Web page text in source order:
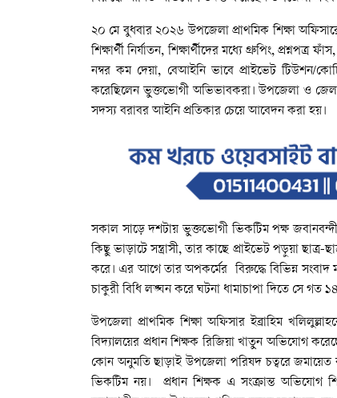
২০ মে বুধবার ২০২৬ উপজেলা প্রাথমিক শিক্ষা
শিক্ষার্থী নির্যাতন, শিক্ষার্থীদের মধ্যে গ্রুপিং,
নম্বর কম দেয়া, বেআইনি ভাবে প্রাইভেট টিউশন/
করেছিলেন ভুক্তভোগী অভিভাবকরা। উপজেলা ও জেলা
সদস্য বরাবর আইনি প্রতিকার চেয়ে আবেদন করা হয়।
সকাল সাড়ে দশটায় ভুক্তভোগী ভিকটিম পক্ষ
কিছু ভাড়াটে সন্ত্রাসী, তার কাছে প্রাইভেট পড়ুয়া
করে। এর আগে তার অপকর্মের বিরুদ্ধে বিভিন্ন সংবাদ
চাকুরী বিধি লঙ্ঘন করে ঘটনা ধামাচাপা দিতে সে
উপজেলা প্রাথমিক শিক্ষা অফিসার ইব্রাহিম
বিদ্যালয়ের প্রধান শিক্ষক রিজিয়া খাতুন অভিযোগ
কোন অনুমতি ছাড়াই উপজেলা পরিষদ চত্বরে জমায়েত
ভিকটিম নয়। প্রধান শিক্ষক এ সংক্রান্ত অভিযোগ